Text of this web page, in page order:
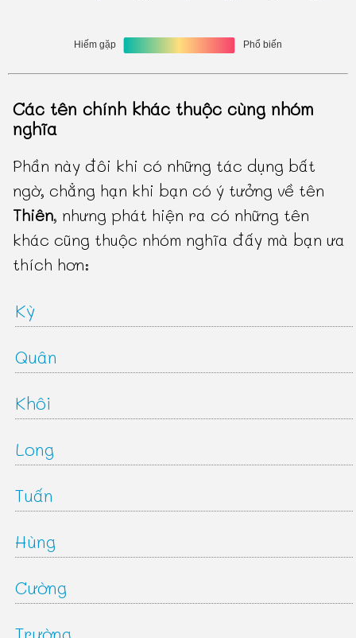
Các tên chính khác thuộc cùng nhóm
nghĩa
Phần này đôi khi có những tác dụng bất
ngờ, chẳng hạn khi bạn có ý tưởng về tên
Thiên, nhưng phát hiện ra có những tên
khác cũng thuộc nhóm nghĩa đấy mà bạn ưa
thích hơn:
Kỳ
Quân
Khôi
Long
Tuấn
Hùng
Cường
Trường